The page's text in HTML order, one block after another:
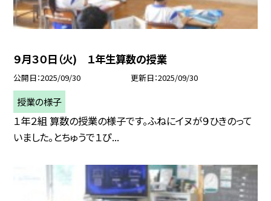
９月３０日（火) １年生算数の授業
公開日 2025/09/30 更新日 2025/09/30
授業の様子
１年２組 算数の授業の様子です。ふねにイヌが９ひきのって
いました。とちゅうで１ぴ...